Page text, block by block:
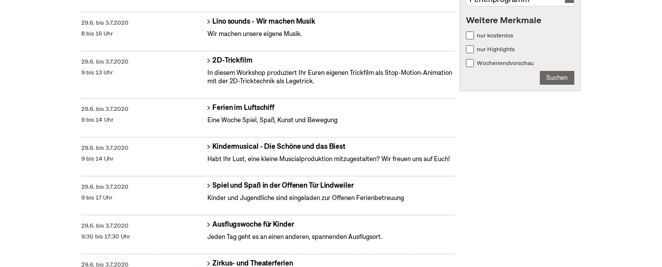
29.6. bis3.7.2020
8 bis 16 Uhr
Lino sounds - Wir machen Musik
Wir machen unsere eigene Musik.
29.6. bis3.7.2020
9 bis 13 Uhr
2D-Trickfilm
In diesem Workshop produziert Ihr Euren eigenen Trickfilm als Stop-Motion-Animation
mit der 2D-Tricktechnik als Legetrick.
29.6. bis3.7.2020
9 bis 14 Uhr
Ferien im Luftschiff
Eine Woche Spiel, Spaß, Kunst und Bewegung
29.6. bis3.7.2020
9 bis 14 Uhr
Kindermusical - Die Schöne und das Biest
Habt Ihr Lust, eine kleine Muscialproduktion mitzugestalten? Wir freuen uns auf Euch!
29.6. bis3.7.2020
9 bis 17 Uhr
Spiel und Spaß in der Offenen Tür Lindweiler
Kinder und Jugendliche sind eingeladen zur Offenen Ferienbetreuung
29.6. bis3.7.2020
9:30 bis 17:30 Uhr
Ausflugswoche für Kinder
Jeden Tag geht es an einen anderen, spannenden Ausflugsort.
29.6. bis3.7.2020 Zirkus- und Theaterferien
Weitere Merkmale
nur kostenlos
nur Highlights
Wochenendvorschau
Suchen